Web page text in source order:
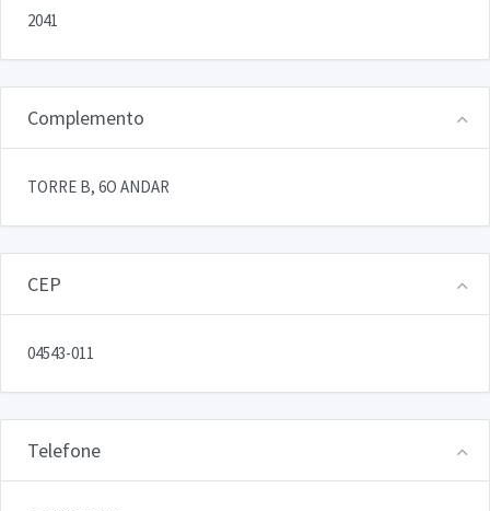
2041
Complemento
TORRE B, 6O ANDAR
CEP
04543-011
Telefone